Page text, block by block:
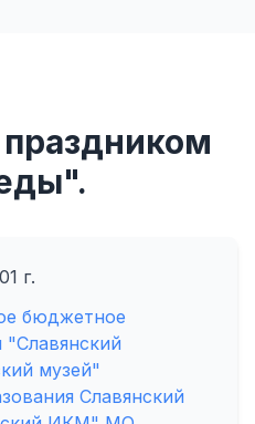
г.
бюджетное
"Славянский
музей"
Славянский